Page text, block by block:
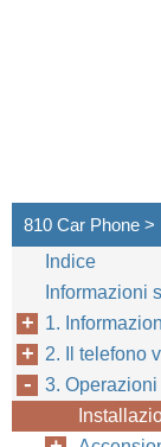
810 Car Phone >
Indice
Informazioni
1.
2. Il telefono
3.